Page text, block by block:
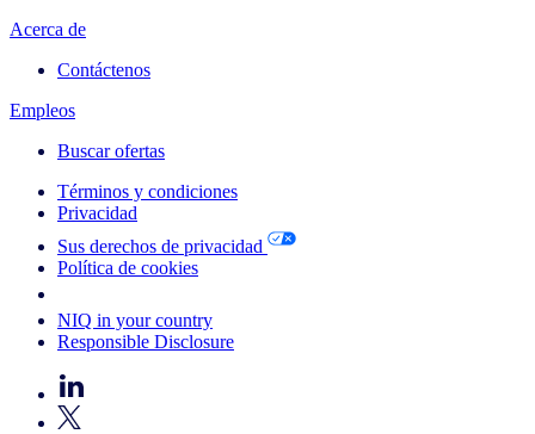
Acerca de
Contáctenos
Empleos
Buscar ofertas
Términos y condiciones
Privacidad
Sus derechos de privacidad
Política de cookies
NIQ in your country
Responsible Disclosure